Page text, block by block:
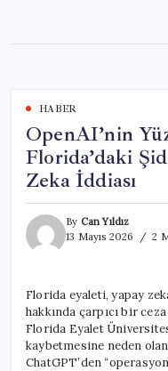
content
HABER
OpenAI’nin
Florida’daki
Zeka İddiası
By Can Yıldız
13 Mayıs 2026
2
Florida eyaleti, yapay
hakkında çarpıcı bir
Florida Eyalet
kaybetmesine neden olan
ChatGPT’den